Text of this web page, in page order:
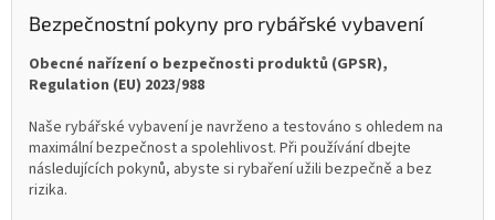
Bezpečnostní pokyny pro rybářské vybavení
Obecné nařízení o bezpečnosti produktů (GPSR),
Regulation (EU) 2023/988
Naše rybářské vybavení je navrženo a testováno s ohledem na
maximální bezpečnost a spolehlivost. Při používání dbejte
následujících pokynů, abyste si rybaření užili bezpečně a bez
rizika.